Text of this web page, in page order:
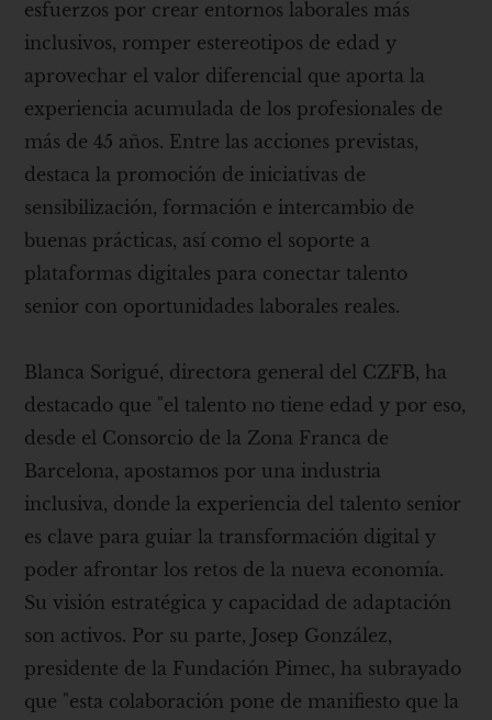
esfuerzos por crear entornos laborales más
inclusivos, romper estereotipos de edad y
aprovechar el valor diferencial que aporta la
experiencia acumulada de los profesionales de
más de 45 años. Entre las acciones previstas,
destaca la promoción de iniciativas de
sensibilización, formación e intercambio de
buenas prácticas, así como el soporte a
plataformas digitales para conectar talento
senior con oportunidades laborales reales.
Blanca Sorigué, directora general del CZFB, ha
destacado que "el talento no tiene edad y por eso,
desde el Consorcio de la Zona Franca de
Barcelona, ​​apostamos por una industria
inclusiva, donde la experiencia del talento senior
es clave para guiar la transformación digital y
poder afrontar los retos de la nueva economía.
Su visión estratégica y capacidad de adaptación
son activos. Por su parte, Josep González,
presidente de la Fundación Pimec, ha subrayado
que "esta colaboración pone de manifiesto que la